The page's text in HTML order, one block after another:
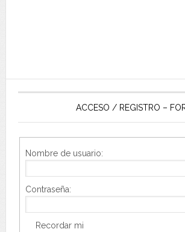
ACCESO / REGISTRO –
Nombre de usuario:
Contraseña:
Recordar mi